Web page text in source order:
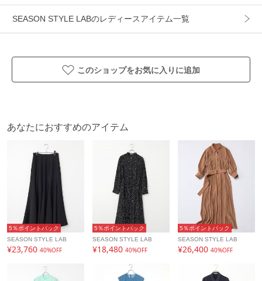
SEASON STYLE LABのレディースアイテム一覧
このショップをお気に入りに追加
あなたにおすすめのアイテム
5％ポイントバック
SEASON STYLE LAB
¥23,760 40%OFF
5％ポイントバック
SEASON STYLE LAB
¥18,480 40%OFF
5％ポイントバック
SEASON STYLE LAB
¥26,400 40%OFF